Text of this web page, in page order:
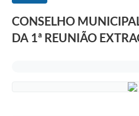
CONSELHO
DA 1ª REUNIÃO